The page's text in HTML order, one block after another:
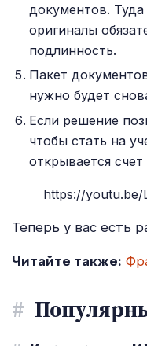
документов.
оригиналы
подлинность.
Пакет
нужно будет
Если решение
чтобы стать на
открывается
https://youtu.be/
Теперь у вас есть
Читайте также:
#